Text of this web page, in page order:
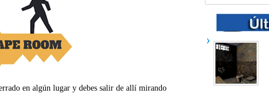
en algún lugar y debes salir de allí mirando